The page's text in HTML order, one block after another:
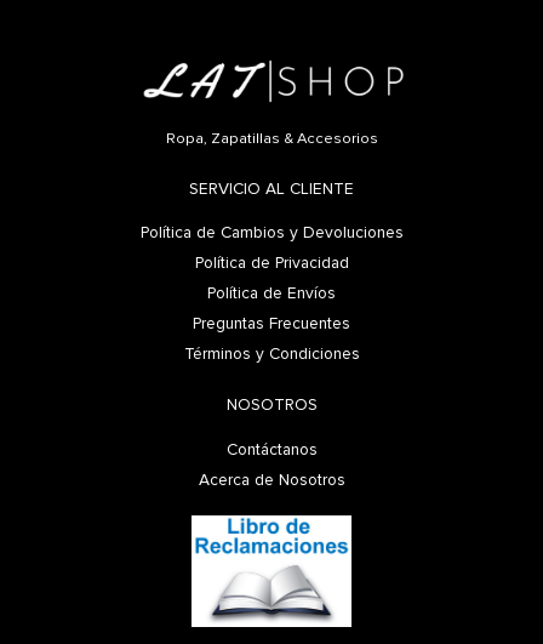
Ropa, Zapatillas & Accesorios
SERVICIO AL CLIENTE
Política de Cambios y Devoluciones
Política de Privacidad
Política de Envíos
Preguntas Frecuentes
Términos y Condiciones
NOSOTROS
Contáctanos
Acerca de Nosotros